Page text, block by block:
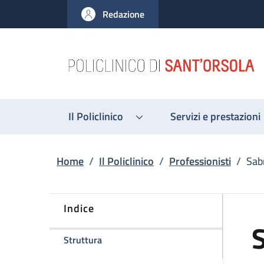
al contenuto principale
to footer content
Redazione
Il Policlinico Servizi e prestazioni
Briciole di pane
Home / Il Policlinico / Professionisti /
Indice
Strutturadella pagina Sabrina Fontana